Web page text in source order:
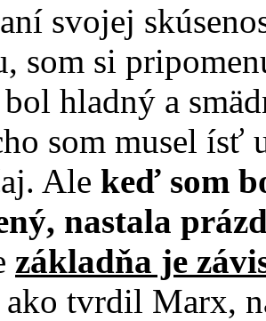
svojej
som si
hladný a
som musel
Ale keď som
nastala
základňa je
tvrdil Marx,